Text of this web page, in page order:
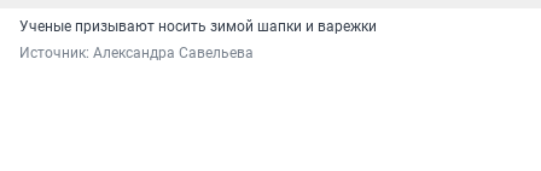
Ученые призывают носить зимой шапки и варежки
Источник: Александра Савельева